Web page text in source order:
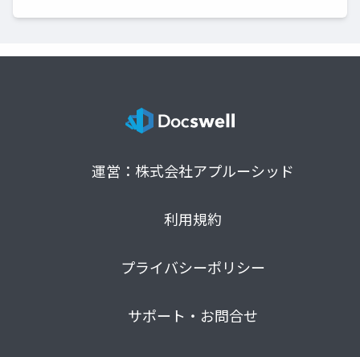
運営：株式会社アプルーシッド
利用規約
プライバシーポリシー
サポート・お問合せ